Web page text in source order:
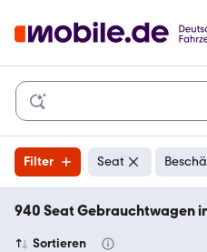
Filter Seat
940 Seat Gebrauchtwagen
Sortieren